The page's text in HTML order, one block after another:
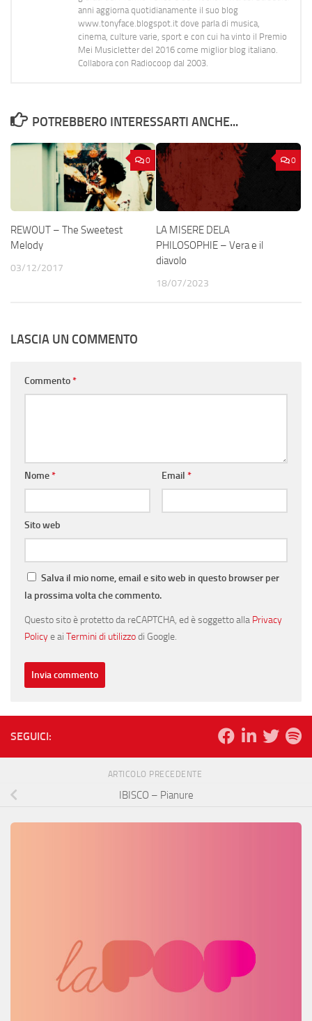
anni aggiorna quotidianamente il suo blog
www.tonyface.blogspot.it dove parla di musica,
cinema, culture varie, sport e con cui ha vinto il Premio
Mei Musicletter del 2016 come miglior blog italiano.
Collabora con Radiocoop dal 2003.
POTREBBERO INTERESSARTI ANCHE...
0
REWOUT – The Sweetest
Melody
03/12/2017
0
LA MISERE DELA
PHILOSOPHIE – Vera e il
diavolo
18/07/2023
LASCIA UN COMMENTO
Commento*
Nome* Email *
Sito web
Salva il mio nome, email e sito web in questo browser per
la prossima volta che commento.
Questo sito è protetto da reCAPTCHA, ed è soggetto alla Privacy
Policye ai Termini di utilizzodi Google.
SEGUICI:
ARTICOLO PRECEDENTE
IBISCO – Pianure